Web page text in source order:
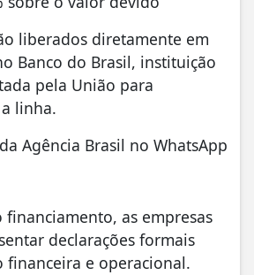
liberados diretamente em
Banco do Brasil, instituição
pela União para
linha.
Agência Brasil no WhatsApp
financiamento, as empresas
declarações formais
financeira e operacional.